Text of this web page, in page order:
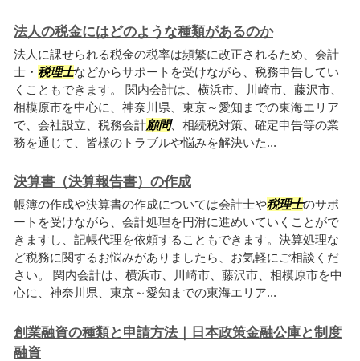
法人の税金にはどのような種類があるのか
法人に課せられる税金の税率は頻繁に改正されるため、会計
士・ 税理士などからサポートを受けながら、税務申告してい
くこともできます。 関内会計は、横浜市、川崎市、藤沢市、
相模原市を中心に、神奈川県、東京～愛知までの東海エリア
で、会社設立、税務会計顧問、相続税対策、確定申告等の業
務を通じて、皆様のトラブルや悩みを解決いた...
決算書（決算報告書）の作成
帳簿の作成や決算書の作成については会計士や税理士のサポ
ートを受けながら、会計処理を円滑に進めいていくことがで
きますし、記帳代理を依頼することもできます。決算処理な
ど税務に関するお悩みがありましたら、お気軽にご相談くだ
さい。 関内会計は、横浜市、川崎市、藤沢市、相模原市を中
心に、神奈川県、東京～愛知までの東海エリア...
創業融資の種類と申請方法｜日本政策金融公庫と制度
融資